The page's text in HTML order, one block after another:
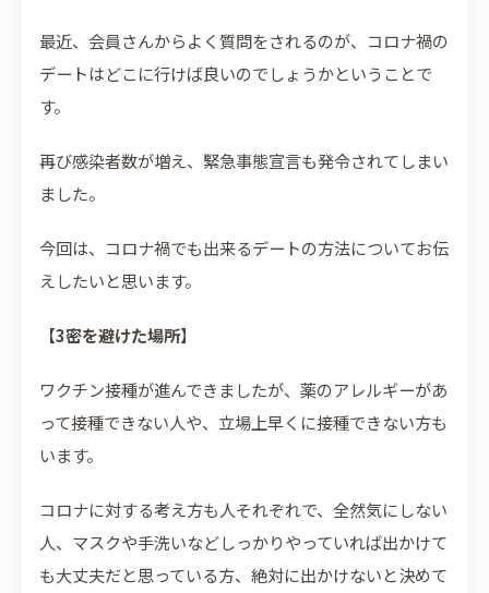
最近、会員さんからよく質問をされるのが、コロナ禍の
デートはどこに行けば良いのでしょうかということで
す。
再び感染者数が増え、緊急事態宣言も発令されてしまい
ました。
今回は、コロナ禍でも出来るデートの方法についてお伝
えしたいと思います。
【3密を避けた場所】
ワクチン接種が進んできましたが、薬のアレルギーがあ
って接種できない人や、立場上早くに接種できない方も
います。
コロナに対する考え方も人それぞれで、全然気にしない
人、マスクや手洗いなどしっかりやっていれば出かけて
も大丈夫だと思っている方、絶対に出かけないと決めて